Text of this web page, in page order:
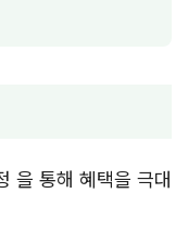
을 통해 혜택을 극대